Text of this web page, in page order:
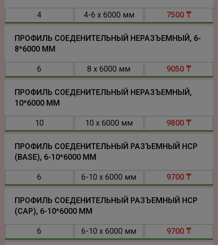
4 4-6 х 6000 мм 7500 ₸
ПРОФИЛЬ СОЕДЕНИТЕЛЬНЫЙ НЕРАЗЪЕМНЫЙ, 6-
8*6000 ММ
6 8 х 6000 мм 9050 ₸
ПРОФИЛЬ СОЕДЕНИТЕЛЬНЫЙ НЕРАЗЪЕМНЫЙ,
10*6000 ММ
10 10 х 6000 мм 9800 ₸
ПРОФИЛЬ СОЕДЕНИТЕЛЬНЫЙ РАЗЪЕМНЫЙ НСР
(BASE), 6-10*6000 ММ
6 6-10 х 6000 мм 9700 ₸
ПРОФИЛЬ СОЕДЕНИТЕЛЬНЫЙ РАЗЪЕМНЫЙ НСР
(CAP), 6-10*6000 ММ
6 6-10 х 6000 мм 9700 ₸